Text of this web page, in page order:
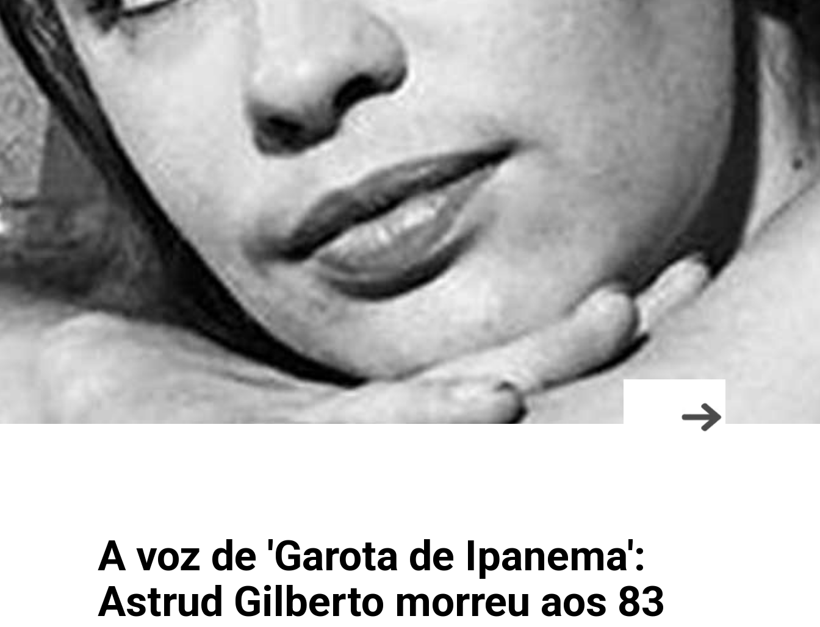
A voz de 'Garota de Ipanema':
Astrud Gilberto morreu aos 83